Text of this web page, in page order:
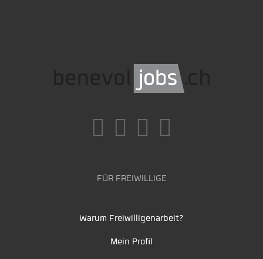
FÜR FREIWILLIGE
Warum Freiwilligenarbeit?
Mein Profil